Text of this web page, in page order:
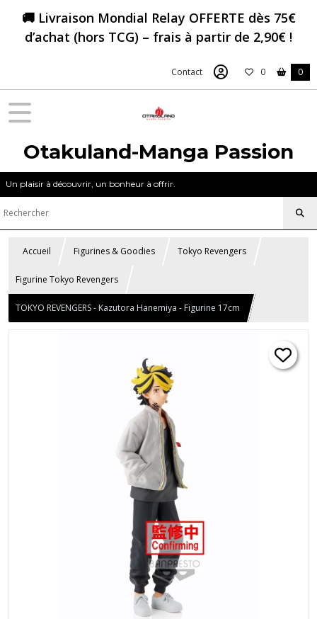
🚚 Livraison Mondial Relay OFFERTE dès 75€
d’achat (hors TCG) – frais à partir de 2,90€ !
Contact 0 0
Otakuland-Manga Passion
Un plaisir à découvrir, un bonheur à offrir.
Accueil Figurines & Goodies Tokyo Revengers
Figurine Tokyo Revengers
TOKYO REVENGERS - Kazutora Hanemiya - Figurine 17cm